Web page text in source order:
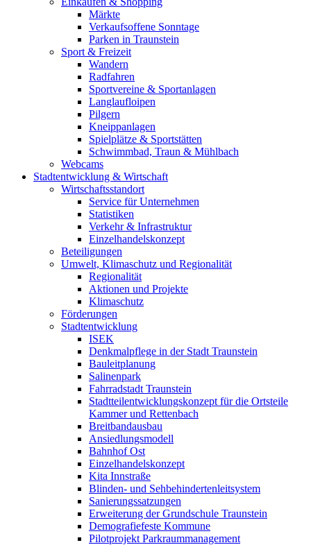
Märkte
Verkaufsoffene Sonntage
Parken in Traunstein
Sport & Freizeit
Wandern
Radfahren
Sportvereine & Sportanlagen
Langlaufloipen
Pilgern
Kneippanlagen
Spielplätze & Sportstätten
Schwimmbad, Traun & Mühlbach
Webcams
Stadtentwicklung & Wirtschaft
Wirtschaftsstandort
Service für Unternehmen
Statistiken
Verkehr & Infrastruktur
Einzelhandelskonzept
Beteiligungen
Umwelt, Klimaschutz und Regionalität
Regionalität
Aktionen und Projekte
Klimaschutz
Förderungen
Stadtentwicklung
ISEK
Denkmalpflege in der Stadt Traunstein
Bauleitplanung
Salinenpark
Fahrradstadt Traunstein
Stadtteilentwicklungskonzept für die Ortsteile
Kammer und Rettenbach
Breitbandausbau
Ansiedlungsmodell
Bahnhof Ost
Einzelhandelskonzept
Kita Innstraße
Blinden- und Sehbehindertenleitsystem
Sanierungssatzungen
Erweiterung der Grundschule Traunstein
Demografiefeste Kommune
Pilotprojekt Parkraummanagement